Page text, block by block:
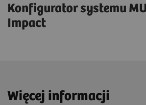
Konfigurator systemu
Impact
Więcej informacji